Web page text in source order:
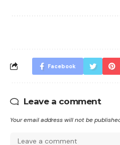
Facebook
Leave a comment
Your email address will not be